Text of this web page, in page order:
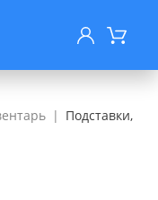
Подставки,